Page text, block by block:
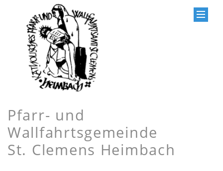
Pfarr- und
Wallfahrtsgemeinde
St. Clemens Heimbach